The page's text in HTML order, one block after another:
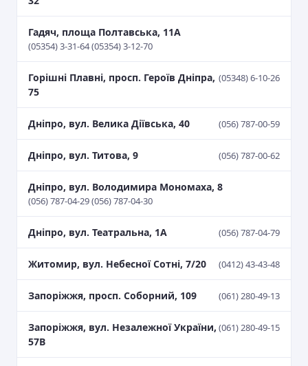
Гадяч, площа Полтавська, 11А
(05354) 3-31-64 (05354) 3-12-70
Горішні Плавні, просп. Героїв Дніпра,
75
(05348) 6-10-26
Дніпро, вул. Велика Діївська, 40 (056) 787-00-59
Дніпро, вул. Титова, 9 (056) 787-00-62
Дніпро, вул. Володимира Мономаха, 8
(056) 787-04-29 (056) 787-04-30
Дніпро, вул. Театральна, 1А (056) 787-04-79
Житомир, вул. Небесної Сотні, 7/20 (0412) 43-43-48
Запоріжжя, просп. Соборний, 109 (061) 280-49-13
Запоріжжя, вул. Незалежної України,
57В
(061) 280-49-15